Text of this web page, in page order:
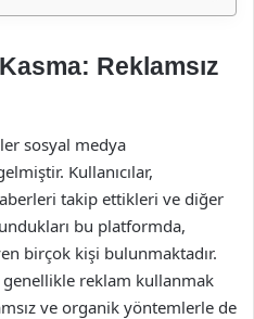
Reklamsız
sosyal medya
Kullanıcılar,
takip ettikleri ve diğer
bu platformda,
birçok kişi bulunmaktadır.
reklam kullanmak
ve organik yöntemlerle de